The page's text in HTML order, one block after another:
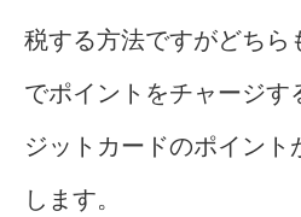
税する方法ですがどちら
でポイントをチャージす
ジットカードのポイント
します。